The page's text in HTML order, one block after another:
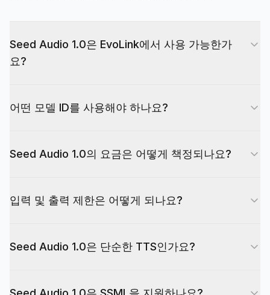
Seed Audio 1.0은 EvoLink에서 사용 가능한가
요?
플랫폼의 다른 모델과 함께 기존 API 키로 EvoLink
어떤 모델 ID를 사용해야 하나요?
에 모델 ID doubao-seed-audio-1-0을 사용하세요.
Seed Audio 1.0의 요금은 어떻게 책정되나요?
출력 초당 과금되므로 배치 워크로드를 간단하게 추
신 단가를 확인하세요.
입력 및 출력 제한은 어떻게 되나요?
URL로 최대 3 clips의 참조 오디오를 제공할 수 있
Seed Audio 1.0은 단순한 TTS인가요?